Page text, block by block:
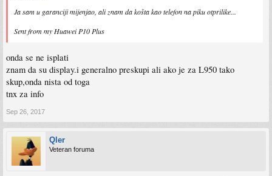
Ja sam u garanciji mijenjao, ali znam da košta kao telefon na piku otprilike...
Sent from my Huawei P10 Plus
onda se ne isplati
znam da su display.i generalno preskupi ali ako je za L950 tako
skup,onda nista od toga
tnx za info
Sep 26, 2017
Qler
Veteran foruma